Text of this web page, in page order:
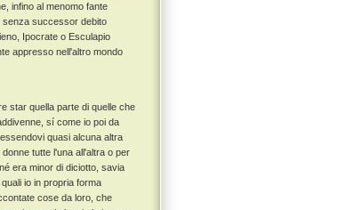
infino al menomo fante
senza successor debito
Ipocrate o Esculapio
appresso nell'altro mondo
star quella parte di quelle che
sí come io poi da
quasi alcuna altra
tutte l'una all'altra o per
era minor di diciotto, savia
quali io in propria forma
cose da loro, che